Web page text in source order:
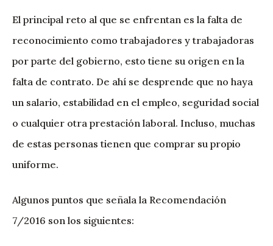
El principal reto al que se enfrentan es la falta de
reconocimiento como trabajadores y trabajadoras
por parte del gobierno, esto tiene su origen en la
falta de contrato. De ahí se desprende que no haya
un salario, estabilidad en el empleo, seguridad social
o cualquier otra prestación laboral. Incluso, muchas
de estas personas tienen que comprar su propio
uniforme.
Algunos puntos que señala la Recomendación
7/2016 son los siguientes: